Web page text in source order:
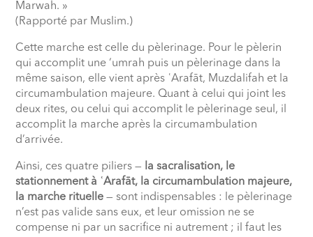
Marwah. »
(Rapporté par Muslim.)
Cette marche est celle du pèlerinage. Pour le pèlerin
qui accomplit une ‘umrah puis un pèlerinage dans la
même saison, elle vient après ʿArafāt, Muzdalifah et la
circumambulation majeure. Quant à celui qui joint les
deux rites, ou celui qui accomplit le pèlerinage seul, il
accomplit la marche après la circumambulation
d’arrivée.
Ainsi, ces quatre piliers — la sacralisation, le
stationnement à ʿArafāt, la circumambulation majeure,
la marche rituelle — sont indispensables : le pèlerinage
n’est pas valide sans eux, et leur omission ne se
compense ni par un sacrifice ni autrement ; il faut les